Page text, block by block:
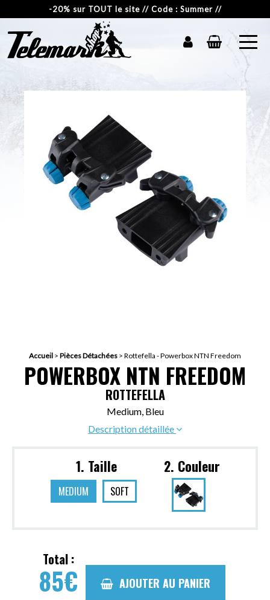
-20% sur TOUT le site // Code : Summer //
Accueil > Pièces Détachées > Rottefella - Powerbox NTN Freedom
POWERBOX NTN FREEDOM
ROTTEFELLA
Medium, Bleu
Description détaillée
1. Taille
MEDIUM SOFT
2. Couleur
Total :
85€ AJOUTER AU PANIER